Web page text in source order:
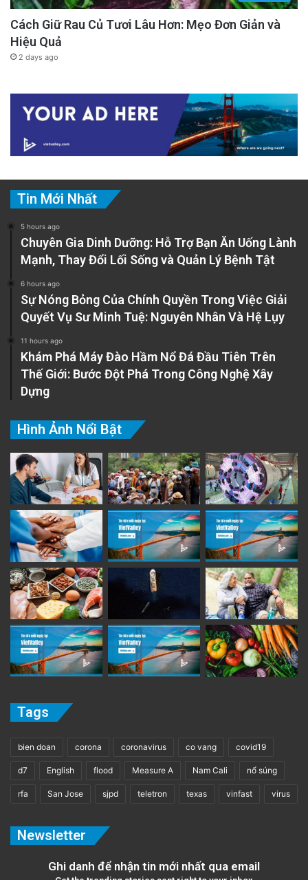
Cách Giữ Rau Củ Tươi Lâu Hơn: Mẹo Đơn Giản và
Hiệu Quả
2 days ago
Tin Mới Nhất
5 hours ago
Chuyên Gia Dinh Dưỡng: Hỗ Trợ Bạn Ăn Uống Lành
Mạnh, Thay Đổi Lối Sống và Quản Lý Bệnh Tật
6 hours ago
Sự Nóng Bỏng Của Chính Quyền Trong Việc Giải
Quyết Vụ Sư Minh Tuệ: Nguyên Nhân Và Hệ Lụy
11 hours ago
Khám Phá Máy Đào Hầm Nổ Đá Đầu Tiên Trên
Thế Giới: Bước Đột Phá Trong Công Nghệ Xây
Dựng
Hình Ảnh Nổi Bật
Tags
bien doan corona coronavirus co vang covid19
d7 English flood Measure A Nam Cali nổ súng
rfa San Jose sjpd teletron texas vinfast virus
Newsletter
Ghi danh để nhận tin mới nhất qua email